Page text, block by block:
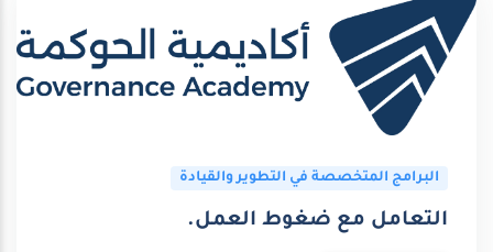
البرامج المتخصصة في التطوير والقيادة
التعامل مع ضغوط العمل.